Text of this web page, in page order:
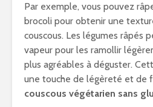
Par exemple, vous pouvez
brocoli pour obtenir une
couscous. Les légumes râpés
vapeur pour les ramollir
plus agréables à déguster.
une touche de légèreté et de
couscous végétarien sans